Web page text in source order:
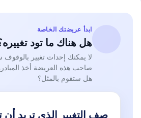
ابدأ عريضتك الخاصة
هل هناك ما تود
لا يمكنك إحداث تغيير بالوقوف
صاحب هذه العريضة أخذ
هل ستقوم بالمثل؟
صف التغيير الذي تريد أن